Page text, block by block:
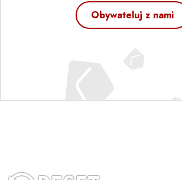
Obywateluj z nami